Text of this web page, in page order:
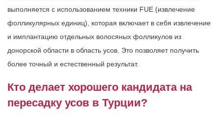
выполняется с использованием техники FUE (извлечение
фолликулярных единиц), которая включает в себя извлечение
и имплантацию отдельных волосяных фолликулов из
донорской области в область усов. Это позволяет получить
более точный и естественный результат.
Кто делает хорошего кандидата на
пересадку усов в Турции?